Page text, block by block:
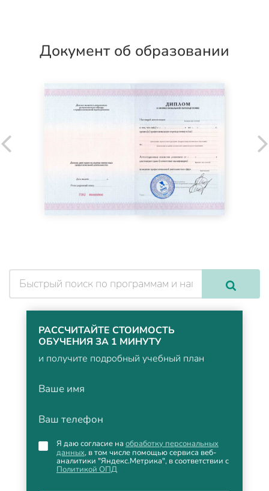
Документ об образовании
РАССЧИТАЙТЕ СТОИМОСТЬ
ОБУЧЕНИЯ ЗА 1 МИНУТУ
и получите подробный учебный план
Ваше имя
Ваш телефон
Я даю согласие на обработку персональных
данных, в том числе помощью сервиса веб-
аналитики "Яндекс.Метрика", в соответствии с
Политикой ОПД